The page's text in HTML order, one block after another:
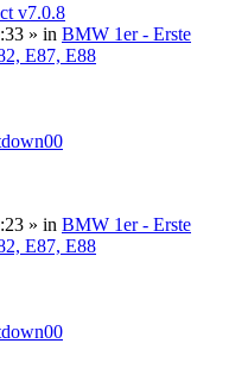
v7.0.8
» in BMW 1er - Erste
E87, E88
» in BMW 1er - Erste
E87, E88